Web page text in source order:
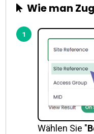
Wie man
Wählen Sie "